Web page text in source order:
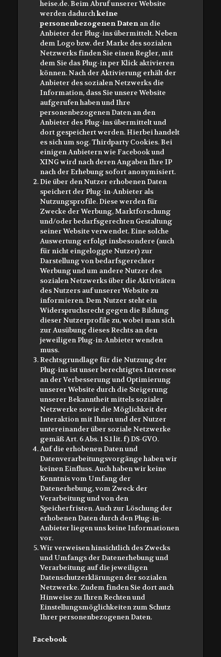
heise.de. Beim Abruf unserer Website
werden dadurch keine
personenbezogenen Daten an die
Anbieter der Plug-ins übermittelt. Neben
dem Logo bzw. der Marke des sozialen
Netzwerks finden Sie einen Regler, mit
dem Sie das Plug-in per Klick aktivieren
können. Nach der Aktivierung erhält der
Anbieter des sozialen Netzwerks die
Information, dass Sie unsere Website
aufgerufen haben und Ihre
personenbezogenen Daten an den
Anbieter des Plug-ins übermittelt und
dort gespeichert werden. Hierbei handelt
es sich um sog. Thirdparty Cookies. Bei
einigen Anbietern wie Facebook und
XING wird nach deren Angaben Ihre IP
nach der Erhebung sofort anonymisiert.
Die über den Nutzer erhobenen Daten
speichert der Plug-in-Anbieter als
Nutzungsprofile. Diese werden für
Zwecke der Werbung, Marktforschung
und/oder bedarfsgerechten Gestaltung
seiner Website verwendet. Eine solche
Auswertung erfolgt insbesondere (auch
für nicht eingeloggte Nutzer) zur
Darstellung von bedarfsgerechter
Werbung und um andere Nutzer des
sozialen Netzwerks über die Aktivitäten
des Nutzers auf unserer Website zu
informieren. Dem Nutzer steht ein
Widerspruchsrecht gegen die Bildung
dieser Nutzerprofile zu, wobei man sich
zur Ausübung dieses Rechts an den
jeweiligen Plug-in-Anbieter wenden
muss.
Rechtsgrundlage für die Nutzung der
Plug-ins ist unser berechtigtes Interesse
an der Verbesserung und Optimierung
unserer Website durch die Steigerung
unserer Bekanntheit mittels sozialer
Netzwerke sowie die Möglichkeit der
Interaktion mit Ihnen und der Nutzer
untereinander über soziale Netzwerke
gemäß Art. 6 Abs. 1 S.1 lit. f) DS-GVO.
Auf die erhobenen Daten und
Datenverarbeitungsvorgänge haben wir
keinen Einfluss. Auch haben wir keine
Kenntnis vom Umfang der
Datenerhebung, vom Zweck der
Verarbeitung und von den
Speicherfristen. Auch zur Löschung der
erhobenen Daten durch den Plug-in-
Anbieter liegen uns keine Informationen
vor.
Wir verweisen hinsichtlich des Zwecks
und Umfangs der Datenerhebung und
Verarbeitung auf die jeweiligen
Datenschutzerklärungen der sozialen
Netzwerke. Zudem finden Sie dort auch
Hinweise zu Ihren Rechten und
Einstellungsmöglichkeiten zum Schutz
Ihrer personenbezogenen Daten.
Facebook